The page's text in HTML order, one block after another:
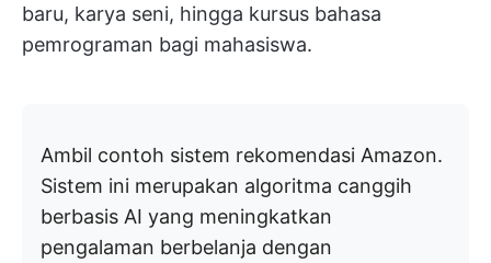
baru, karya seni, hingga kursus bahasa
pemrograman bagi mahasiswa.
Ambil contoh sistem rekomendasi Amazon.
Sistem ini merupakan algoritma canggih
berbasis AI yang meningkatkan
pengalaman berbelanja dengan